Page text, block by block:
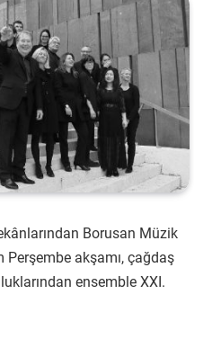
Borusan Müzik
Perşembe akşamı, çağdaş
ensemble XXI.